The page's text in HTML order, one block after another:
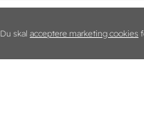
Du skal acceptere marketing cookies